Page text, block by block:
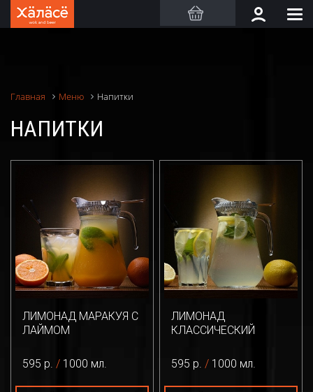
Главная Меню Напитки
НАПИТКИ
ЛИМОНАД МАРАКУЯ С
ЛАЙМОМ
595 р. / 1000 мл.
ЛИМОНАД
КЛАССИЧЕСКИЙ
595 р. / 1000 мл.